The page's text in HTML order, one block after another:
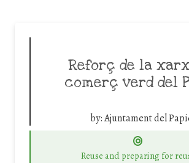
Reforç de la
comerç verd del
by:Ajuntament del
Reuse and preparing for